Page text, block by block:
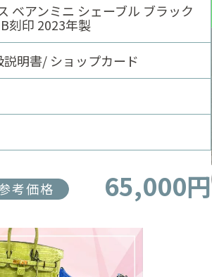
ベアンミニ シェーブル ブラック
刻印 2023年製
明書/ ショップカード
考価格 65,000円